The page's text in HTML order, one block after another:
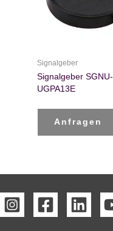
Signalgeber
Signalgeber SGNU-
UGPA13E
Anfragen